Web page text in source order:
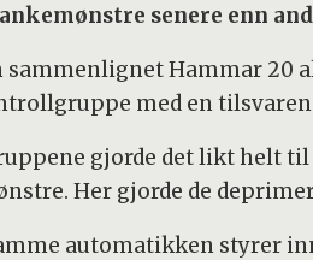
senere enn
sammenlignet Hammar 20
med en
gjorde det likt helt
Her gjorde de
automatikken styrer